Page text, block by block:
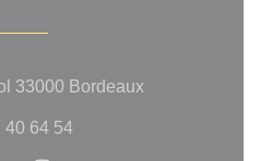
33000 Bordeaux((opent in een
40 64 54